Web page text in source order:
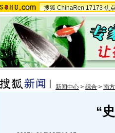
搜狐 ChinaRen 17173 焦
新闻中心 > 综合 > 南
“